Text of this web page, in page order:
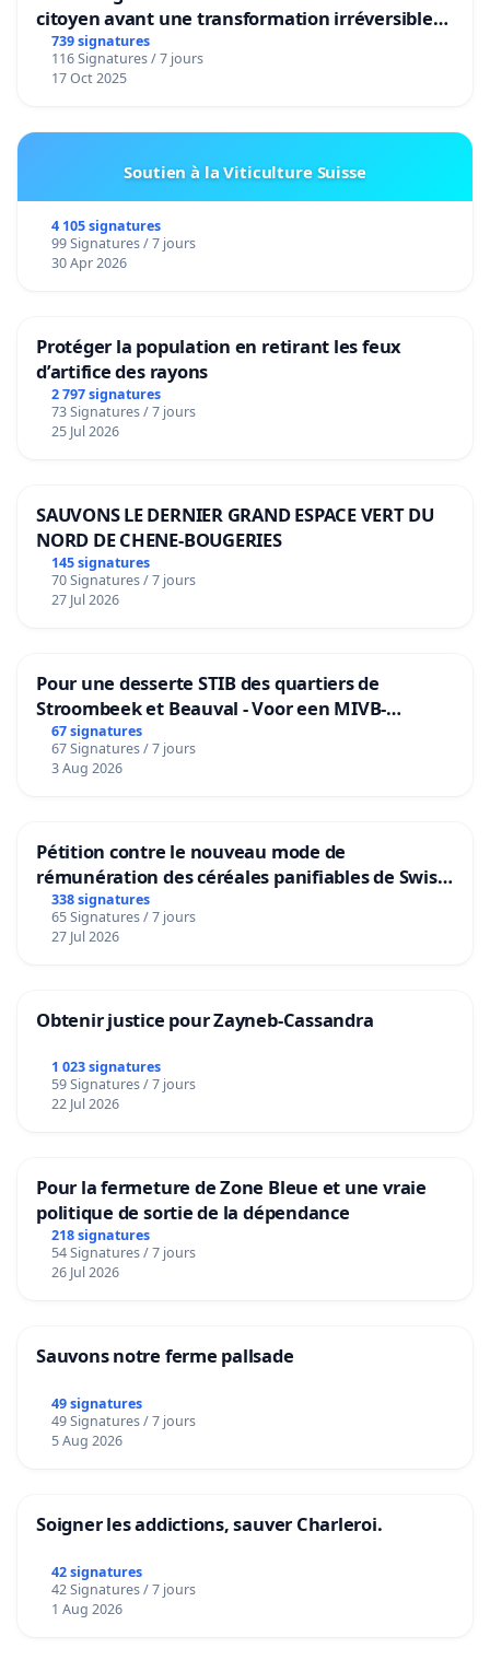
citoyen avant une transformation irréversible
de notre territoire »
739 signatures
116 Signatures / 7 jours
17 Oct 2025
Soutien à la Viticulture Suisse
4 105 signatures
99 Signatures / 7 jours
30 Apr 2026
Protéger la population en retirant les feux
d’artifice des rayons
2 797 signatures
73 Signatures / 7 jours
25 Jul 2026
SAUVONS LE DERNIER GRAND ESPACE VERT DU
NORD DE CHENE-BOUGERIES
145 signatures
70 Signatures / 7 jours
27 Jul 2026
Pour une desserte STIB des quartiers de
Stroombeek et Beauval - Voor een MIVB-
bediening van de wijken Strombeek en Het
Voor
67 signatures
67 Signatures / 7 jours
3 Aug 2026
Pétition contre le nouveau mode de
rémunération des céréales panifiables de Swiss
granum basé sur la teneur en protéines
338 signatures
65 Signatures / 7 jours
27 Jul 2026
Obtenir justice pour Zayneb-Cassandra
1 023 signatures
59 Signatures / 7 jours
22 Jul 2026
Pour la fermeture de Zone Bleue et une vraie
politique de sortie de la dépendance
218 signatures
54 Signatures / 7 jours
26 Jul 2026
Sauvons notre ferme pallsade
49 signatures
49 Signatures / 7 jours
5 Aug 2026
Soigner les addictions, sauver Charleroi.
42 signatures
42 Signatures / 7 jours
1 Aug 2026